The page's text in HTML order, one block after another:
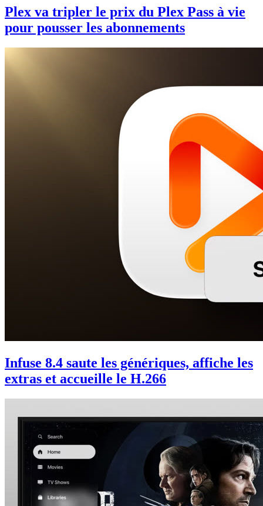
Plex va tripler le prix du Plex Pass à vie
pour pousser les abonnements
Infuse 8.4 saute les génériques, affiche les
extras et accueille le H.266